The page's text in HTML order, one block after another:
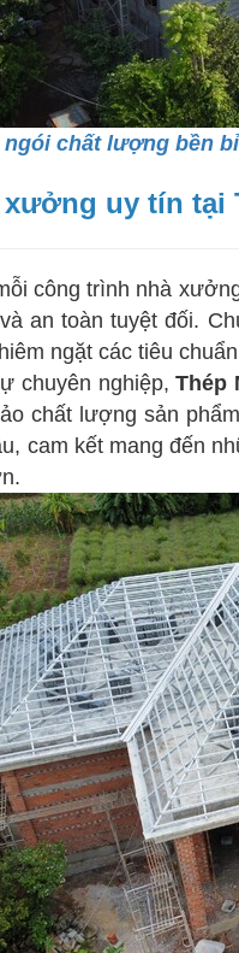
chất lượng bền bỉ
uy tín tại
công trình nhà
an toàn tuyệt đối.
ngặt các tiêu
chuyên nghiệp,Thép
chất lượng sản
cam kết mang đến